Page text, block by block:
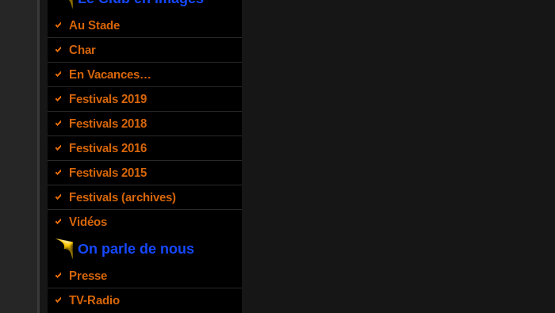
Au Stade
Char
En Vacances…
Festivals 2019
Festivals 2018
Festivals 2016
Festivals 2015
Festivals (archives)
Vidéos
On parle de nous
Presse
TV-Radio